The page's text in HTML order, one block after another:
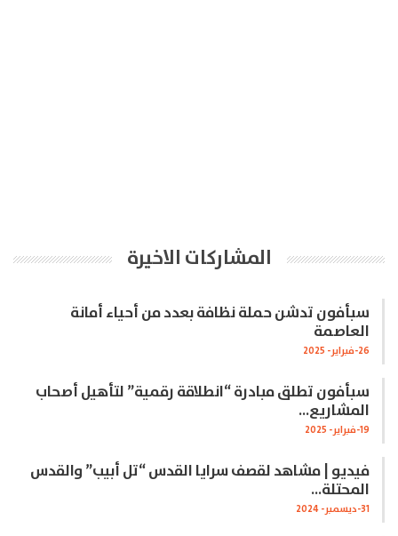
المشاركات الاخيرة
سبأفون تدشن حملة نظافة بعدد من أحياء أمانة
العاصمة
26-فبراير- 2025
سبأفون تطلق مبادرة “انطلاقة رقمية” لتأهيل أصحاب
المشاريع…
19-فبراير- 2025
فيديو | مشاهد لقصف سرايا القدس “تل أبيب” والقدس
المحتلة…
31-ديسمبر- 2024